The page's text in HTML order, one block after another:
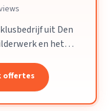
uit Den
en het
offertes